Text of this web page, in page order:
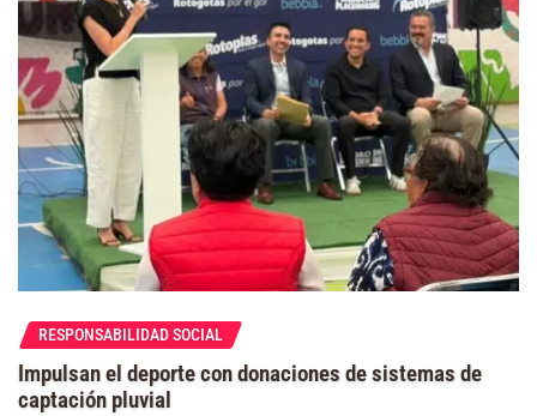
RESPONSABILIDAD SOCIAL
Impulsan el deporte con donaciones de sistemas de
captación pluvial